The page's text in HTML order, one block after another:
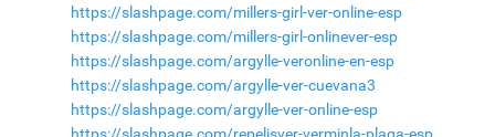
https://slashpage.com/millers-girl-ver-online-esp
https://slashpage.com/millers-girl-onlinever-esp
https://slashpage.com/argylle-veronline-en-esp
https://slashpage.com/argylle-ver-cuevana3
https://slashpage.com/argylle-ver-online-esp